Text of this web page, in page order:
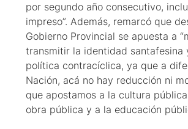
por segundo año consecutivo,
impreso”. Además, remarcó que
Gobierno Provincial se apuesta a
transmitir la identidad santafesina
política contracíclica, ya que a
Nación, acá no hay reducción ni
que apostamos a la cultura
obra pública y a la educación